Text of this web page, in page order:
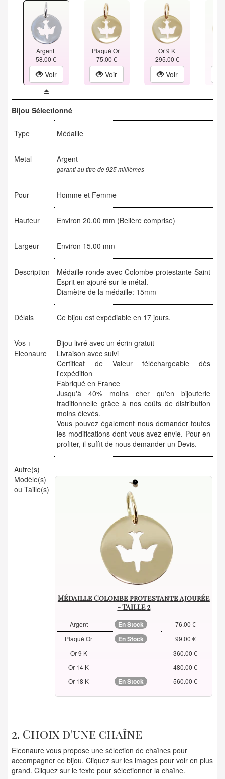
Argent
58.00 €
Voir
Plaqué Or
75.00 €
Voir
Or 9 K
295.00 €
Voir
Bijou Sélectionné
Type Médaille
Metal Argent
garanti au titre de 925 millièmes
Pour Homme et Femme
Hauteur Environ 20.00 mm (Belière comprise)
Largeur Environ 15.00 mm
Description
Médaille ronde avec Colombe protestante Saint
Esprit en ajouré sur le métal.
Diamètre de la médaille: 15mm
Délais Ce bijou est expédiable en 17 jours.
Vos +
Eleonaure
Bijou livré avec un écrin gratuit
Livraison avec suivi
Certificat de Valeur téléchargeable dès
l'expédition
Fabriqué en France
Jusqu'à 40% moins cher qu'en bijouterie
traditionnelle grâce à nos coûts de distribution
moins élevés.
Vous pouvez également nous demander toutes
les modifications dont vous avez envie. Pour en
profiter, il suffit de nous demander un Devis.
Autre(s)
Modèle(s)
ou Taille(s)
Médaille Colombe protestante ajourée
- Taille 2
Argent En Stock
76.00 €
Plaqué Or
En Stock
99.00 €
Or 9 K
360.00 €
Or 14 K
480.00 €
Or 18 K
En Stock 560.00 €
2. Choix d'une chaîne
Eleonaure vous propose une sélection de chaînes pour
accompagner ce bijou. Cliquez sur les images pour voir en plus
grand. Cliquez sur le texte pour sélectionner la chaîne.